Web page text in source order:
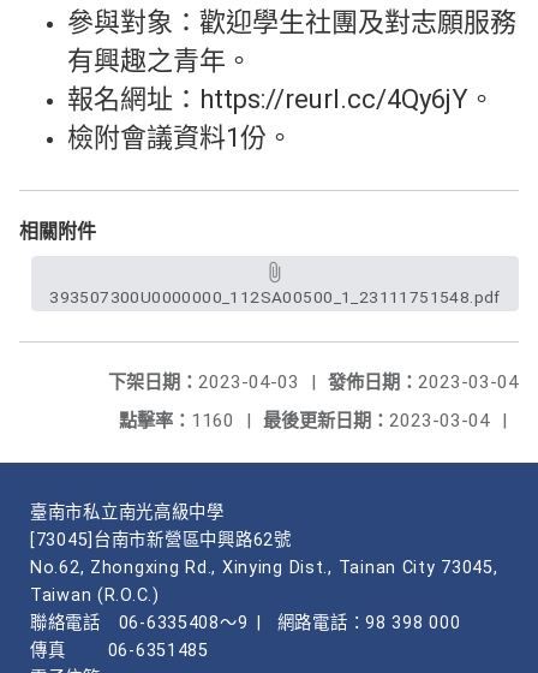
參與對象：歡迎學生社團及對志願服務
有興趣之青年。
報名網址：https://reurl.cc/4Qy6jY。
檢附會議資料1份。
相關附件
393507300U0000000_112SA00500_1_23111751548.pdf
發佈日期： 2023-03-04
下架日期： 2023-04-03
|
最後更新日期： 2023-03-04 |
點擊率： 1160 |
臺南市私立南光高級中學
[73045]台南市新營區中興路62號
No.62, Zhongxing Rd., Xinying Dist., Tainan City 73045,
Taiwan (R.O.C.)
聯絡電話
06-6335408～9
網路電話：98 398 000
傳真
06-6351485